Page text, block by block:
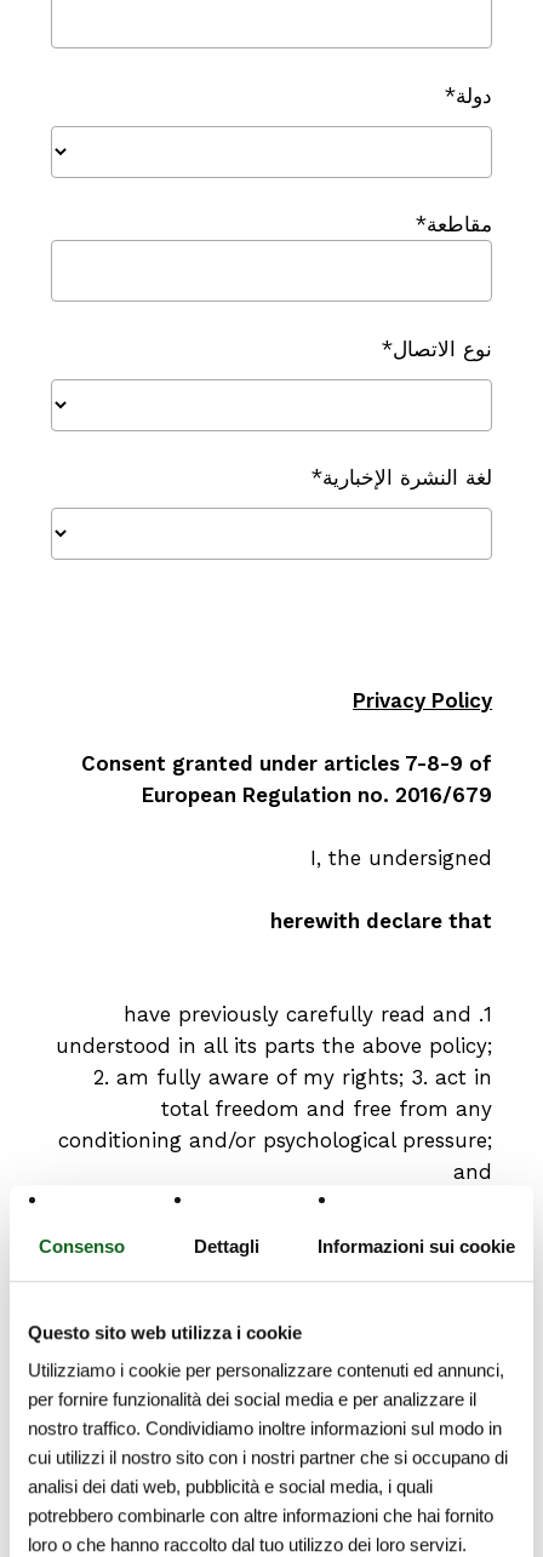
Consenso Dettagli Informazioni sui cookie
Questo sito web utilizza i cookie
Utilizziamo i cookie per personalizzare contenuti ed annunci,
per fornire funzionalità dei social media e per analizzare il
nostro traffico. Condividiamo inoltre informazioni sul modo in
cui utilizzi il nostro sito con i nostri partner che si occupano di
analisi dei dati web, pubblicità e social media, i quali
potrebbero combinarle con altre informazioni che hai fornito
loro o che hanno raccolto dal tuo utilizzo dei loro servizi.
دولة*
مقاطعة*
نوع الاتصال*
لغة النشرة الإخبارية*
Privacy Policy
Consent granted under articles 7-8-9 of
European Regulation no. 2016/679
I, the undersigned
herewith declare that
1. have previously carefully read and
understood in all its parts the above policy;
2. am fully aware of my rights; 3. act in
total freedom and free from any
conditioning and/or psychological pressure;
and
hereby fully consent
personal data necessary for the purposes
outlined in paragraph a) of the above
referenced policy.
Yes*
"Direct marketing" consent (this consent is
optional).